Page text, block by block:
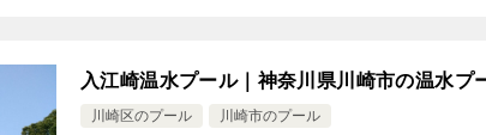
入江崎温水プール｜神奈川県川崎市の温水プ
川崎区のプール 川崎市のプール